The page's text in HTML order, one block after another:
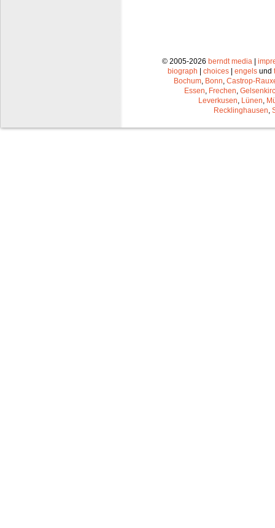
© 2005-2026 berndt media |
biograph | choices | engels und
Bochum Bonn Castrop-
Essen Frechen
Leverkusen Lünen
Recklinghausen